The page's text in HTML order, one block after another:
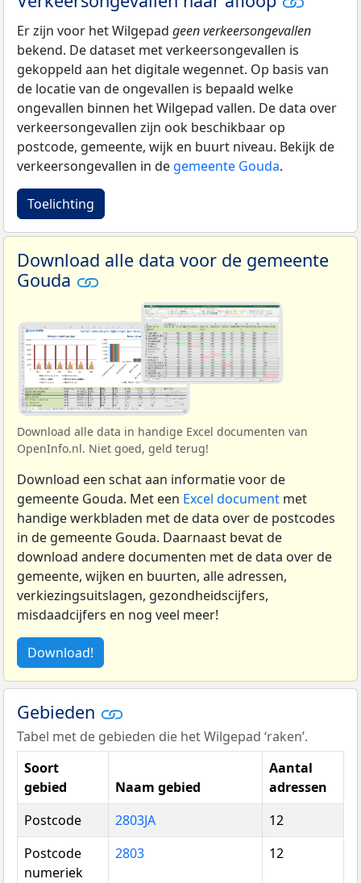
Er zijn voor het Wilgepad geen verkeersongevallen
bekend. De dataset met verkeersongevallen is
gekoppeld aan het digitale wegennet. Op basis van
de locatie van de ongevallen is bepaald welke
ongevallen binnen het Wilgepad vallen. De data over
verkeersongevallen zijn ook beschikbaar op
postcode, gemeente, wijk en buurt niveau. Bekijk de
verkeersongevallen in de gemeente Gouda.
Toelichting
Download alle data voor de gemeente
Gouda
Download alle data in handige Excel documenten van
OpenInfo.nl. Niet goed, geld terug!
Download een schat aan informatie voor de
gemeente Gouda. Met een Excel document met
handige werkbladen met de data over de postcodes
in de gemeente Gouda. Daarnaast bevat de
download andere documenten met de data over de
gemeente, wijken en buurten, alle adressen,
verkiezingsuitslagen, gezondheidscijfers,
misdaadcijfers en nog veel meer!
Download!
Gebieden
Tabel met de gebieden die het Wilgepad ‘raken’.
Soort
gebied
Naam gebied
Aantal
adressen
Postcode
2803JA
12
Postcode
numeriek
2803 12